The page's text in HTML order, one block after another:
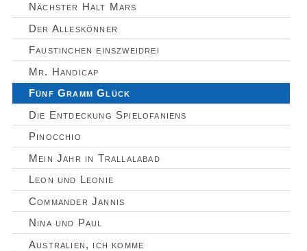
Nächster Halt Mars
Der Alleskönner
Faustinchen einszweidrei
Mr. Handicap
Fünf Gramm Glück
Die Entdeckung Spielofaniens
Pinocchio
Mein Jahr in Trallalabad
Leon und Leonie
Commander Jannis
Nina und Paul
Australien, ich komme